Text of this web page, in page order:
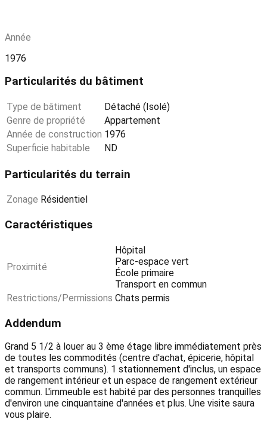
Année
1976
Particularités du bâtiment
Type de bâtiment
Détaché (Isolé)
Genre de propriété
Appartement
Année de construction 1976
Superficie habitable
ND
Particularités du terrain
Zonage Résidentiel
Caractéristiques
Proximité
Hôpital
Parc-espace vert
École primaire
Transport en commun
Restrictions/Permissions Chats permis
Addendum
Grand 5 1/2 à louer au 3 ème étage libre immédiatement près
de toutes les commodités (centre d'achat, épicerie, hôpital
et transports communs). 1 stationnement d'inclus, un espace
de rangement intérieur et un espace de rangement extérieur
commun. L'immeuble est habité par des personnes tranquilles
d'environ une cinquantaine d'années et plus. Une visite saura
vous plaire.